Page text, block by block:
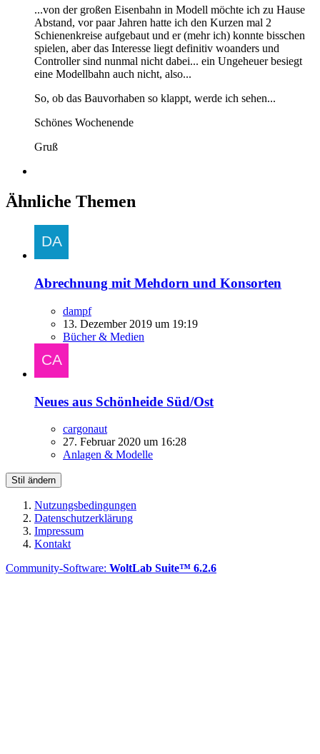
...von der großen Eisenbahn in Modell möchte ich zu Hause
Abstand, vor paar Jahren hatte ich den Kurzen mal 2
Schienenkreise aufgebaut und er (mehr ich) konnte bisschen
spielen, aber das Interesse liegt definitiv woanders und
Controller sind nunmal nicht dabei... ein Ungeheuer besiegt
eine Modellbahn auch nicht, also...
So, ob das Bauvorhaben so klappt, werde ich sehen...
Schönes Wochenende
Gruß
Ähnliche Themen
Abrechnung mit Mehdorn und Konsorten
dampf
13. Dezember 2019 um 19:19
Bücher & Medien
Neues aus Schönheide Süd/Ost
cargonaut
27. Februar 2020 um 16:28
Anlagen & Modelle
Stil ändern
Nutzungsbedingungen
Datenschutzerklärung
Impressum
Kontakt
Community-Software: WoltLab Suite™ 6.2.6